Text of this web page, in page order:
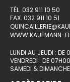
TÉL. 032 911 10 50
FAX. 032 911 10 51
WWW.KAUFMANN-
LUNDI AU JEUDI : DE
VENDREDI : DE
SAMEDI &